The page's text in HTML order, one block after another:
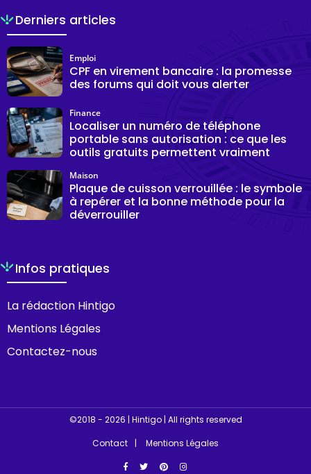
Derniers articles
CPF en virement bancaire : la promesse
des forums qui doit vous alerter
Emploi
Localiser un numéro de téléphone
portable sans autorisation : ce que les
outils gratuits permettent vraiment
Finance
Plaque de cuisson verrouillée : le symbole
à repérer et la bonne méthode pour la
déverrouiller
Maison
Infos pratiques
La rédaction Hintigo
Mentions Légales
Contactez-nous
©2018 - 2026 | Hintigo | All rights reserved
Contact
Mentions Légales
Facebook
TwitterPinterest